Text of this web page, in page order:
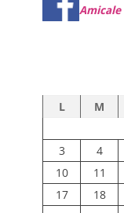
Amicale
L M
3
4
10
11
17
18